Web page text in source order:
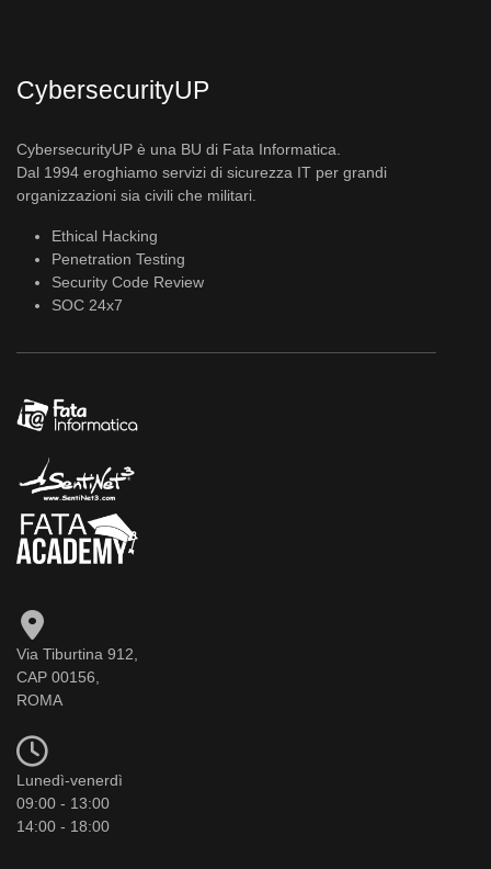
CybersecurityUP
CybersecurityUP è una BU di Fata Informatica.
Dal 1994 eroghiamo servizi di sicurezza IT per grandi
organizzazioni sia civili che militari.
Ethical Hacking
Penetration Testing
Security Code Review
SOC 24x7
Via Tiburtina 912,
CAP 00156,
ROMA
Lunedì-venerdì
09:00 - 13:00
14:00 - 18:00